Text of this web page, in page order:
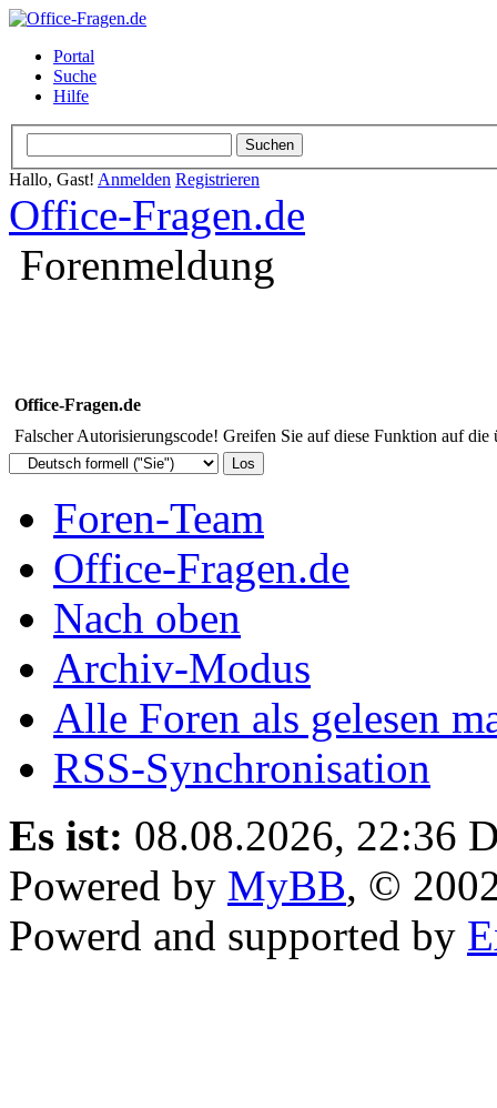
Portal
Suche
Hilfe
Hallo, Gast! Anmelden Registrieren
Office-Fragen.de
Forenmeldung
Office-Fragen.de
Falscher Autorisierungscode! Greifen Sie auf diese Funktion auf
Foren-Team
Office-Fragen.de
Nach oben
Archiv-Modus
Alle Foren als gelesen
RSS-Synchronisation
Es ist: 08.08.2026, 22:36
Powered by MyBB, ©
Powerd and supported by